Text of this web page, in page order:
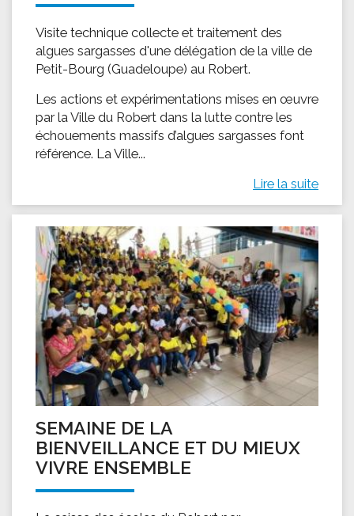
Visite technique collecte et traitement des
algues sargasses d'une délégation de la ville de
Petit-Bourg (Guadeloupe) au Robert.
Les actions et expérimentations mises en œuvre
par la Ville du Robert dans la lutte contre les
échouements massifs d’algues sargasses font
référence. La Ville...
Lire la suite
SEMAINE DE LA
BIENVEILLANCE ET DU MIEUX
VIVRE ENSEMBLE